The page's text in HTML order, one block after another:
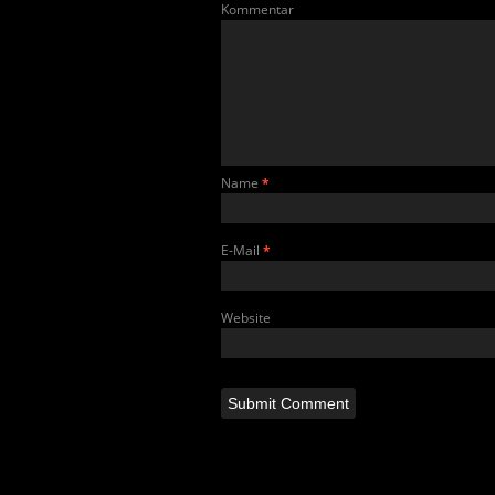
Kommentar
Name *
E-Mail *
Website